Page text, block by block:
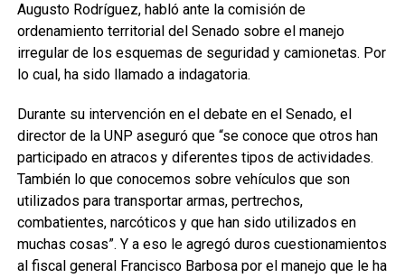
Augusto Rodríguez, habló ante la comisión de
ordenamiento territorial del Senado sobre el manejo
irregular de los esquemas de seguridad y camionetas. Por
lo cual, ha sido llamado a indagatoria.
Durante su intervención en el debate en el Senado, el
director de la UNP aseguró que “se conoce que otros han
participado en atracos y diferentes tipos de actividades.
También lo que conocemos sobre vehículos que son
utilizados para transportar armas, pertrechos,
combatientes, narcóticos y que han sido utilizados en
muchas cosas”. Y a eso le agregó duros cuestionamientos
al fiscal general Francisco Barbosa por el manejo que le ha